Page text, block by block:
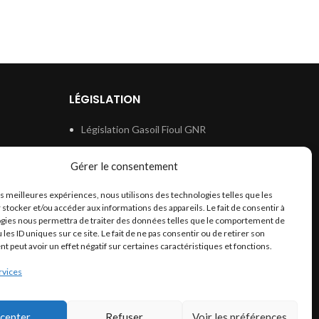
Gérer le consentement
meilleures expériences, nous utilisons des technologies telles que les
et/ou accéder aux informations des appareils. Le fait de consentir à
nous permettra de traiter des données telles que le comportement de
les ID uniques sur ce site. Le fait de ne pas consentir ou de retirer son
peut avoir un effet négatif sur certaines caractéristiques et fonctions.
LÉGISLATION
Législation Gasoil Fioul GNR
Législation Eau
Législation Lubrifiant
Législation Phytosanitaire